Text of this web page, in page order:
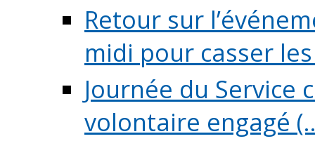
Retour sur
midi pour casser les
Journée du Service
volontaire engagé